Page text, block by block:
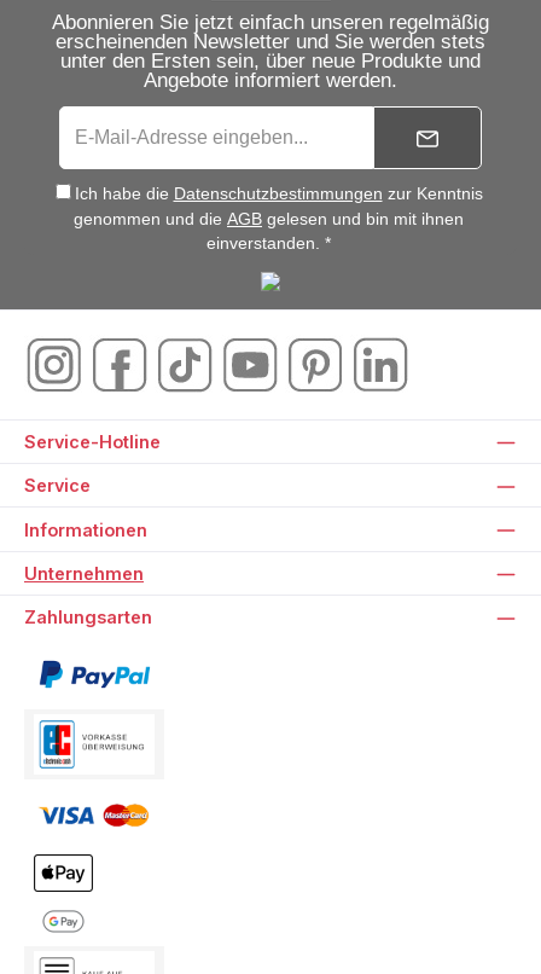
Abonnieren Sie jetzt einfach unseren regelmäßig
erscheinenden Newsletter und Sie werden stets
unter den Ersten sein, über neue Produkte und
Angebote informiert werden.
Ich habe die Datenschutzbestimmungen zur Kenntnis
genommen und die AGB gelesen und bin mit ihnen
einverstanden. *
Service-Hotline
Service
Informationen
Unternehmen
Zahlungsarten